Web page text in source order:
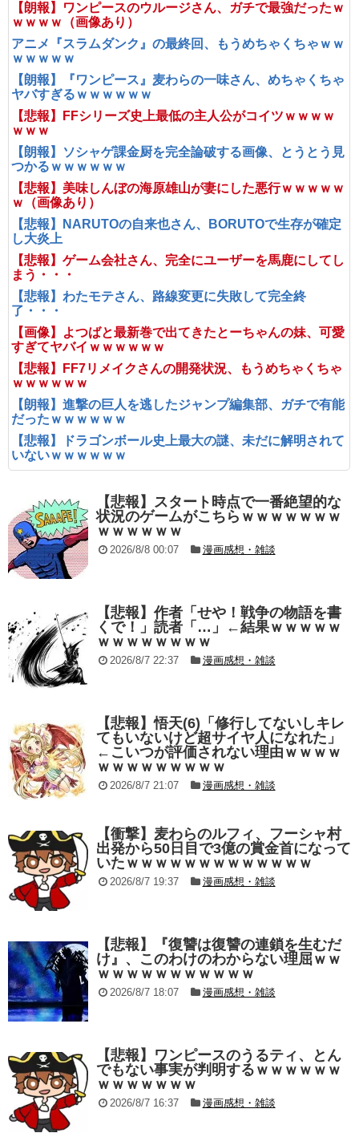
【朗報】ワンピースのウルージさん、ガチで最強だったｗ
ｗｗｗｗ（画像あり）
アニメ『スラムダンク』の最終回、もうめちゃくちゃｗｗ
ｗｗｗｗｗ
【朗報】『ワンピース』麦わらの一味さん、めちゃくちゃ
ヤバすぎるｗｗｗｗｗｗ
【悲報】FFシリーズ史上最低の主人公がコイツｗｗｗｗ
ｗｗｗ
【朗報】ソシャゲ課金厨を完全論破する画像、とうとう見
つかるｗｗｗｗｗｗ
【悲報】美味しんぼの海原雄山が妻にした悪行ｗｗｗｗｗ
ｗ（画像あり）
【悲報】NARUTOの自来也さん、BORUTOで生存が確定
し大炎上
【悲報】ゲーム会社さん、完全にユーザーを馬鹿にしてし
まう・・・
【悲報】わたモテさん、路線変更に失敗して完全終
了・・・
【画像】よつばと最新巻で出てきたとーちゃんの妹、可愛
すぎてヤバイｗｗｗｗｗｗ
【悲報】FF7リメイクさんの開発状況、もうめちゃくちゃ
ｗｗｗｗｗｗ
【朗報】進撃の巨人を逃したジャンプ編集部、ガチで有能
だったｗｗｗｗｗｗ
【悲報】ドラゴンボール史上最大の謎、未だに解明されて
いないｗｗｗｗｗｗ
【悲報】スタート時点で一番絶望的な
状況のゲームがこちらｗｗｗｗｗｗｗ
ｗｗｗｗｗｗ
2026/8/8 00:07 漫画感想・雑談
【悲報】作者「せや！戦争の物語を書
くで！」読者「…」←結果ｗｗｗｗｗ
ｗｗｗｗｗｗｗｗ
2026/8/7 22:37 漫画感想・雑談
【悲報】悟天(6)「修行してないしキレ
てもいないけど超サイヤ人になれた」
←こいつが評価されない理由ｗｗｗｗ
ｗｗｗｗｗｗｗｗｗ
2026/8/7 21:07 漫画感想・雑談
【衝撃】麦わらのルフィ、フーシャ村
出発から50日目で3億の賞金首になって
いたｗｗｗｗｗｗｗｗｗｗｗｗｗ
2026/8/7 19:37 漫画感想・雑談
【悲報】『復讐は復讐の連鎖を生むだ
け』、このわけのわからない理屈ｗｗ
ｗｗｗｗｗｗｗｗｗｗｗ
2026/8/7 18:07 漫画感想・雑談
【悲報】ワンピースのうるティ、とん
でもない事実が判明するｗｗｗｗｗｗ
ｗｗｗｗｗｗｗ
2026/8/7 16:37 漫画感想・雑談